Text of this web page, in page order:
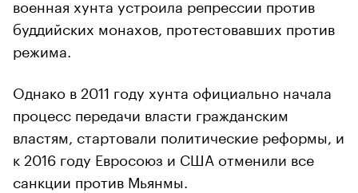
военная хунта устроила репрессии против
буддийских монахов, протестовавших против
режима.
Однако в 2011 году хунта официально начала
процесс передачи власти гражданским
властям, стартовали политические реформы, и
к 2016 году Евросоюз и США отменили все
санкции против Мьянмы.